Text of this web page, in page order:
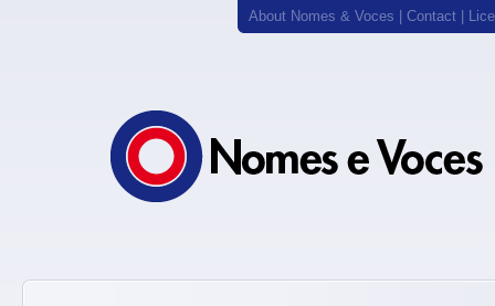
About Nomes & Voces Contact